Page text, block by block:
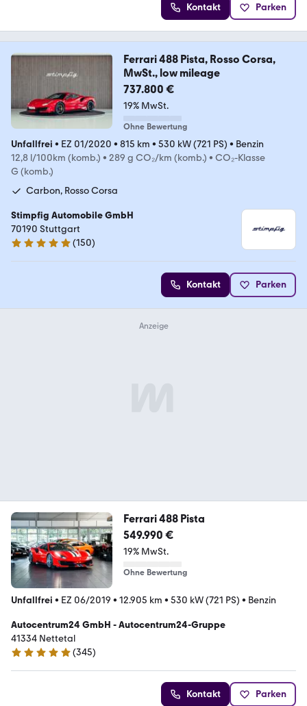
Kontakt Parken
Ferrari 488 Pista, Rosso Corsa,
MwSt., low mileage
737.800 €
19% MwSt.
Ohne Bewertung
Unfallfrei • EZ 01/2020 • 815 km • 530 kW (721 PS) • Benzin
12,8 l/100km (komb.) • 289 g CO₂/km (komb.) • CO₂-Klasse
G (komb.)
Carbon, Rosso Corsa
Stimpfig Automobile GmbH
70190 Stuttgart
4.9 Sterne
(150)
Kontakt Parken
Ferrari 488 Pista
549.990 €
19% MwSt.
Ohne Bewertung
Unfallfrei • EZ 06/2019 • 12.905 km • 530 kW (721 PS) • Benzin
Autocentrum24 GmbH - Autocentrum24-Gruppe
41334 Nettetal
5 Sterne
(345)
Kontakt Parken